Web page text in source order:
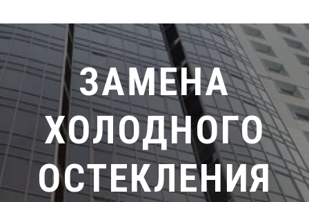
ЗАМЕНА
ХОЛОДНОГО
ОСТЕКЛЕНИЯ